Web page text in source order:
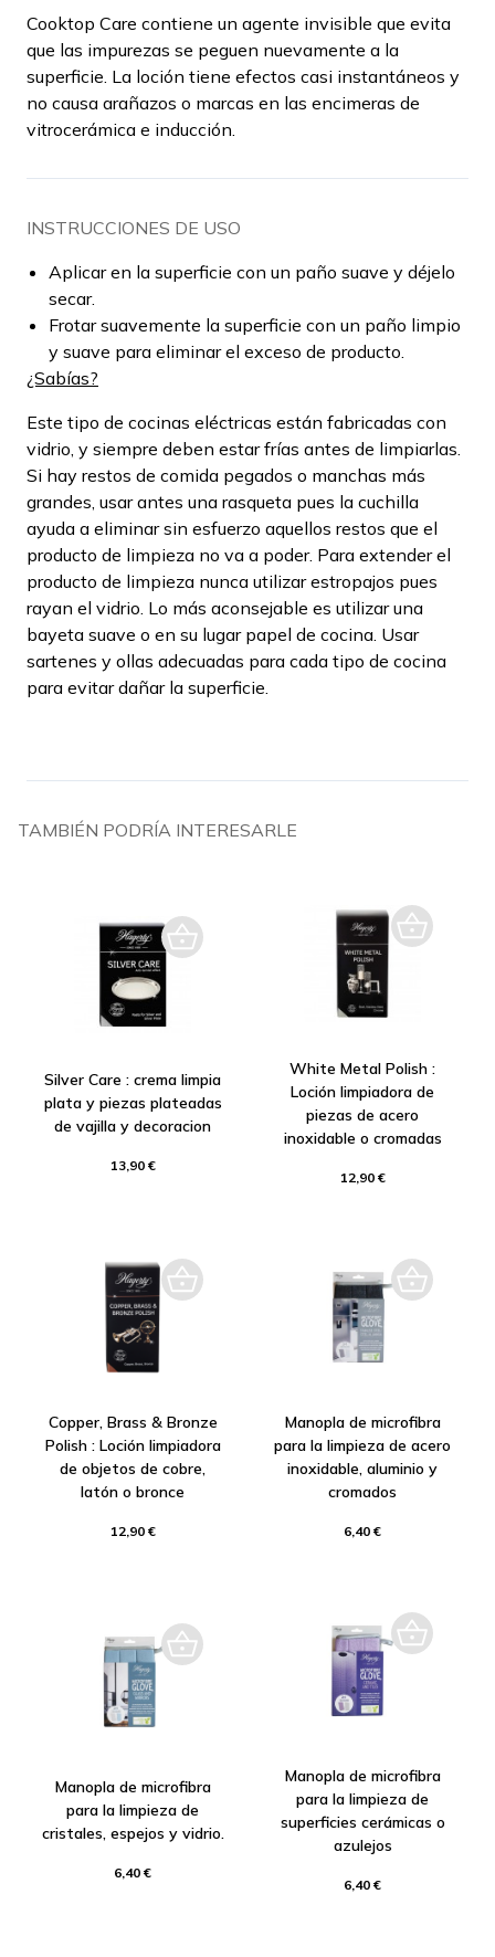
Cooktop Care contiene un agente invisible que evita
que las impurezas se peguen nuevamente a la
superficie. La loción tiene efectos casi instantáneos y
no causa arañazos o marcas en las encimeras de
vitrocerámica e inducción.
INSTRUCCIONES DE USO
Aplicar en la superficie con un paño suave y déjelo
secar.
Frotar suavemente la superficie con un paño limpio
y suave para eliminar el exceso de producto.
¿Sabías?
Este tipo de cocinas eléctricas están fabricadas con
vidrio, y siempre deben estar frías antes de limpiarlas.
Si hay restos de comida pegados o manchas más
grandes, usar antes una rasqueta pues la cuchilla
ayuda a eliminar sin esfuerzo aquellos restos que el
producto de limpieza no va a poder. Para extender el
producto de limpieza nunca utilizar estropajos pues
rayan el vidrio. Lo más aconsejable es utilizar una
bayeta suave o en su lugar papel de cocina. Usar
sartenes y ollas adecuadas para cada tipo de cocina
para evitar dañar la superficie.
TAMBIÉN PODRÍA INTERESARLE
Silver Care : crema limpia
plata y piezas plateadas
de vajilla y decoracion
13,90 €
White Metal Polish :
Loción limpiadora de
piezas de acero
inoxidable o cromadas
12,90 €
Copper, Brass & Bronze
Polish : Loción limpiadora
de objetos de cobre,
latón o bronce
12,90 €
Manopla de microfibra
para la limpieza de acero
inoxidable, aluminio y
cromados
6,40 €
Manopla de microfibra
para la limpieza de
cristales, espejos y vidrio.
6,40 €
Manopla de microfibra
para la limpieza de
superficies cerámicas o
azulejos
6,40 €